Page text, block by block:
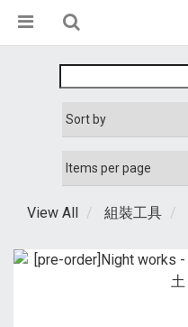
View All 組裝工具